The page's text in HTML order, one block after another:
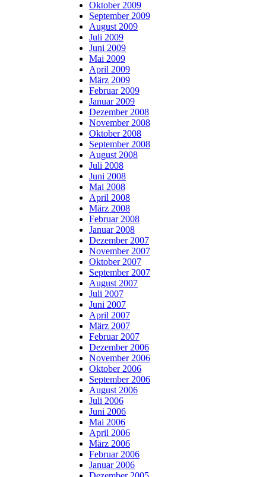
Oktober 2009
September 2009
August 2009
Juli 2009
Juni 2009
Mai 2009
April 2009
März 2009
Februar 2009
Januar 2009
Dezember 2008
November 2008
Oktober 2008
September 2008
August 2008
Juli 2008
Juni 2008
Mai 2008
April 2008
März 2008
Februar 2008
Januar 2008
Dezember 2007
November 2007
Oktober 2007
September 2007
August 2007
Juli 2007
Juni 2007
April 2007
März 2007
Februar 2007
Dezember 2006
November 2006
Oktober 2006
September 2006
August 2006
Juli 2006
Juni 2006
Mai 2006
April 2006
März 2006
Februar 2006
Januar 2006